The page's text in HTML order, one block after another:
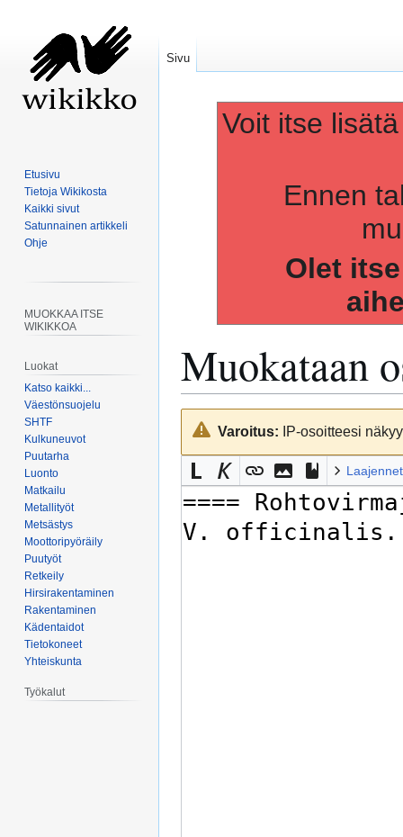
Voit itse
Ennen
Olet
Muokataan
Siirry
navigaatioon
Siirry
hakuunVaroitus: IP-osoitteesi
Sivu
Etusivu
Tietoja Wikikosta
Kaikki sivut
Satunnainen artikkeli
Ohje
MUOKKAA ITSE
WIKIKKOA
Luokat
Katso kaikki...
Väestönsuojelu
SHTF
Kulkuneuvot
Puutarha
Luonto
Matkailu
Metallityöt
Metsästys
Moottoripyöräily
Puutyöt
Retkeily
Hirsirakentaminen
Rakentaminen
Kädentaidot
Tietokoneet
Yhteiskunta
Työkalut